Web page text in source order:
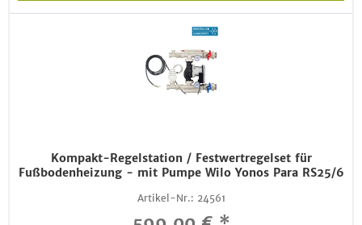
Kompakt-Regelstation / Festwertregelset für
Fußbodenheizung - mit Pumpe Wilo Yonos Para RS25/6
Artikel-Nr.: 24561